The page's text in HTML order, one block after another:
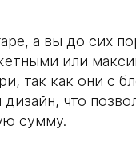
а вы до сих
или
так как они с
что
сумму.